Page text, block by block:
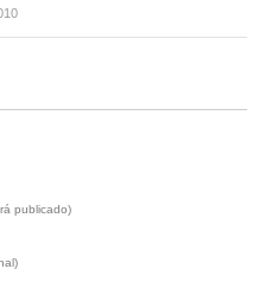
publicado)